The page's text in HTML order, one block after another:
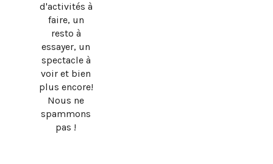
d'activités à
faire, un
resto à
essayer, un
spectacle à
voir et bien
plus encore!
Nous ne
spammons
pas !